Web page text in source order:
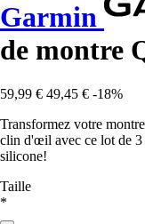
Garmin
de montre
59,99 € 49,45 € -18%
Transformez votre
clin d'œil avec ce lot de 3
silicone!
Taille
*